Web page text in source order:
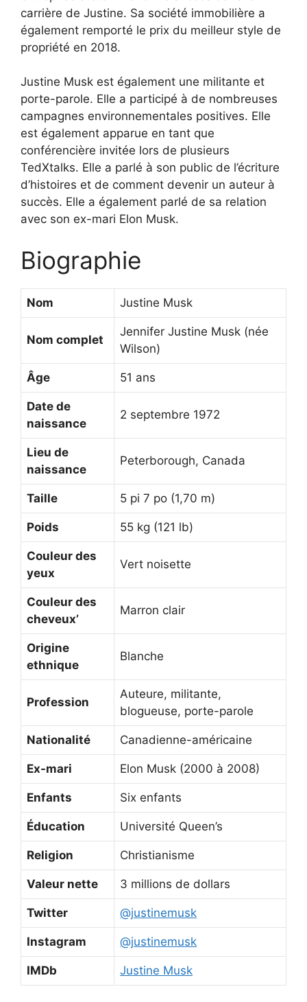
carrière de Justine. Sa société immobilière a
également remporté le prix du meilleur style de
propriété en 2018.
Justine Musk est également une militante et
porte-parole. Elle a participé à de nombreuses
campagnes environnementales positives. Elle
est également apparue en tant que
conférencière invitée lors de plusieurs
TedXtalks. Elle a parlé à son public de l’écriture
d’histoires et de comment devenir un auteur à
succès. Elle a également parlé de sa relation
avec son ex-mari Elon Musk.
Biographie
Nom Justine Musk
Nom complet
Jennifer Justine Musk (née
Wilson)
Âge 51 ans
Date de
naissance
2 septembre 1972
Lieu de
naissance
Peterborough, Canada
Taille 5 pi 7 po (1,70 m)
Poids 55 kg (121 lb)
Couleur des
yeux
Vert noisette
Couleur des
cheveux’
Marron clair
Origine
ethnique
Blanche
Profession
Auteure, militante,
blogueuse, porte-parole
Nationalité Canadienne-américaine
Ex-mari Elon Musk (2000 à 2008)
Enfants Six enfants
Éducation Université Queen’s
Religion Christianisme
Valeur nette 3 millions de dollars
Twitter @justinemusk
Instagram @justinemusk
IMDb Justine Musk